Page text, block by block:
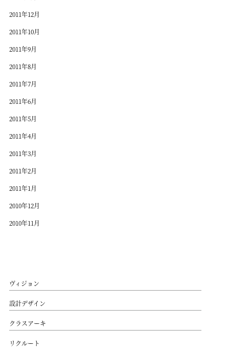
2011年12月
2011年10月
2011年9月
2011年8月
2011年7月
2011年6月
2011年5月
2011年4月
2011年3月
2011年2月
2011年1月
2010年12月
2010年11月
ヴィジョン
設計デザイン
クラスアーキ
リクルート